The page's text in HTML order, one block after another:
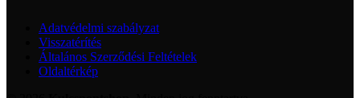
Adatvédelmi szabályzat
Visszatérítés
Általános Szerződési Feltételek
Oldaltérkép